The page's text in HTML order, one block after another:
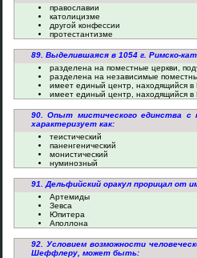
православии
католицизме
другой конфессии
протестантизме
89. Выделившаяся в 1054 г. Римско-
разделена на поместные церкви,
разделена на независимые
имеет единый центр, находящийся в
имеет единый центр, находящийся в
90. Опыт мистического единства с
характеризует как:
теистический
паненгенический
монистический
нуминозный
91. Дельфийский оракул прорицал от
Артемиды
Зевса
Юпитера
Аполлона
92. Условием возможности
Шеффлеру, может быть: